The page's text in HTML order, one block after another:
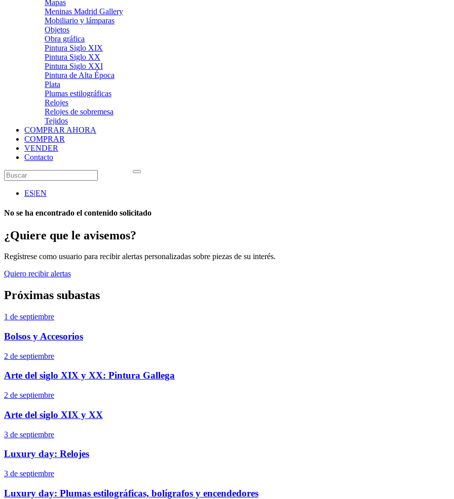
Mapas
Meninas Madrid Gallery
Mobiliario y lámparas
Objetos
Obra gráfica
Pintura Siglo XIX
Pintura Siglo XX
Pintura Siglo XXI
Pintura de Alta Época
Plata
Plumas estilográficas
Relojes
Relojes de sobremesa
Tejidos
COMPRAR AHORA
COMPRAR
VENDER
Contacto
ES|EN
No se ha encontrado el contenido solicitado
¿Quiere que le avisemos?
Regístrese como usuario para recibir alertas personalizadas sobre piezas de su interés.
Quiero recibir alertas
Próximas subastas
1 de septiembre
Bolsos y Accesorios
2 de septiembre
Arte del siglo XIX y XX: Pintura Gallega
2 de septiembre
Arte del siglo XIX y XX
3 de septiembre
Luxury day: Relojes
3 de septiembre
Luxury day: Plumas estilográficas, bolígrafos y encendedores